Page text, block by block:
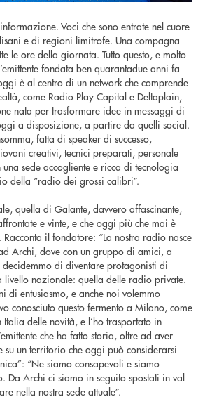
Voci che sono entrate nel cuore
e di regioni limitrofe. Una compagna
le ore della giornata. Tutto questo, e molto
fondata ben quarantadue anni fa
è al centro di un network che comprende
come Radio Play Capital e Deltaplain,
nata per trasformare idee in messaggi di
a disposizione, a partire da quelli social.
fatta di speaker di successo,
creativi, tecnici preparati, personale
sede accogliente e ricca di tecnologia
della “radio dei grossi calibri”.
quella di Galante, davvero affascinante,
e vinte, e che oggi più che mai è
il fondatore: “La nostra radio nasce
Archi, dove con un gruppo di amici, a
di diventare protagonisti di
livello nazionale: quella delle radio private.
di entusiasmo, e anche noi volemmo
conosciuto questo fermento a Milano, come
delle novità, e l’ho trasportato in
che ha fatto storia, oltre ad aver
su un territorio che oggi può considerarsi
“Ne siamo consapevoli e siamo
Da Archi ci siamo in seguito spostati in val
nella nostra sede attuale”.